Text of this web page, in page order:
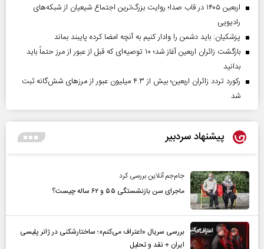
اربعین ۱۴۰۵ در قاب صدا؛ روایت بزرگ‌ترین اجتماع شیعیان از شبکه‌های
رادیویی
پزشکیان: باید دشمن را وادار کنیم به آنچه امضا کرده پایبند بماند
بازگشت زائران اربعین آغاز شد؛ ۱۰ توصیه‌ای که قبل از عبور از مرز حتماً باید
بدانید
رکورد تردد زائران اربعین؛ بیش از ۴.۳ میلیون عبور از مرزهای شش‌گانه ثبت
شد
پیشنهاد سردبیر
جام‌جم آنلاین بررسی کرد
ماجرای سن بازنشستگی ۵۵ و ۶۲ ساله چیست؟
بررسی سریال «اعتراف می‌کنم»؛ ساختارشکنی در ژانر پلیسی
ایران + نقد و تحلیل